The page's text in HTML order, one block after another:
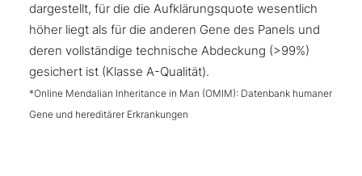
dargestellt, für die die Aufklärungsquote wesentlich
höher liegt als für die anderen Gene des Panels und
deren vollständige technische Abdeckung (>99%)
gesichert ist (Klasse A-Qualität).
*Online Mendalian Inheritance in Man (OMIM): Datenbank humaner
Gene und hereditärer Erkrankungen